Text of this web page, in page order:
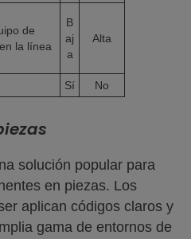
de
la línea
B
aj
a
Alta
Sí No
solución popular para
en piezas. Los
aplican códigos claros y
gama de entornos de